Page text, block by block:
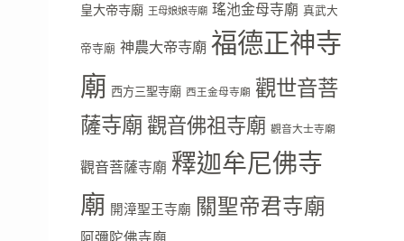
皇大帝寺廟 王母娘娘寺廟 瑤池金母寺廟 真武大
帝寺廟 神農大帝寺廟 福德正神寺
廟 西方三聖寺廟 西王金母寺廟 觀世音菩
薩寺廟觀音佛祖寺廟 觀音大士寺廟
觀音菩薩寺廟 釋迦牟尼佛寺
廟 開漳聖王寺廟 關聖帝君寺廟